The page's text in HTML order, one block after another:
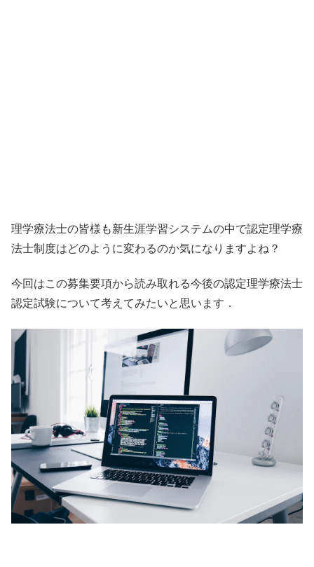
理学療法士の皆様も新生涯学習システムの中で認定理学療
法士制度はどのように変わるのか気になりますよね？
今回はこの募集要項から読み取れる今後の認定理学療法士
認定試験について考えてみたいと思います．